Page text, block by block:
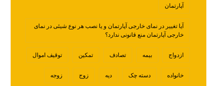
آپارتمان
آیا تغییر در نمای خارجی آپارتمان و یا نصب هر نوع شیئی در نمای
خارجی آپارتمان منع قانونی ندارد؟
ازدواج بیمه تصادف تمکین توقیف اموال
خانواده دسته چک دیه زوج زوجه